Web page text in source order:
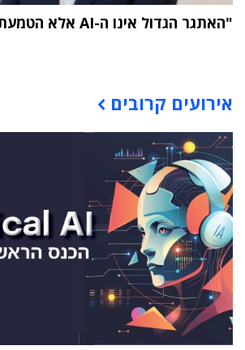
"האתגר הגדול אינו ה-AI אלא הטמעתה בארגון"
אירועים קרובים